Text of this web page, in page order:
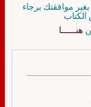
موافقتك برجاء
هنــــــا